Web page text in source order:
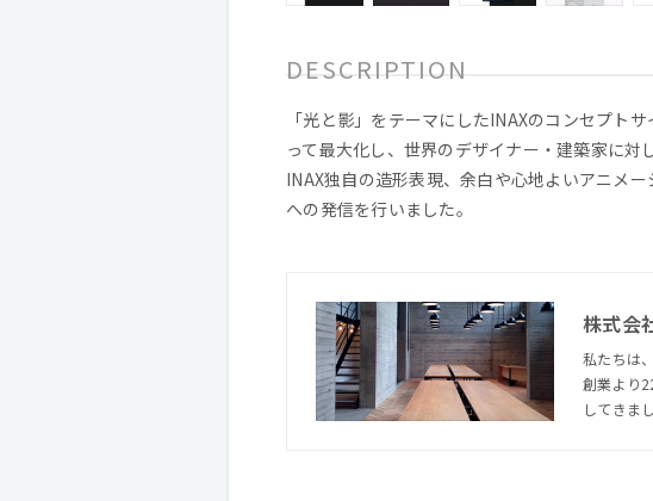
DESCRIPTION
「光と影」をテーマにしたINAXのコンセプト
って最大化し、世界のデザイナー・建築家に対
INAX独自の造形表現、余白や心地よいアニメ
への発信を行いました。
株式会
私たちは
創業より
してきま